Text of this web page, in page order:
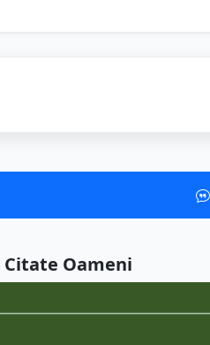
Citate Oameni